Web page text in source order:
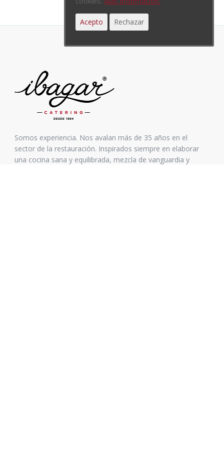
Somos experiencia. Nos avalan más de 35 años en el
sector de la restauración. Inspirados siempre en elaborar
una cocina sana y equilibrada, mezcla de vanguardia y
Acepto Rechazar